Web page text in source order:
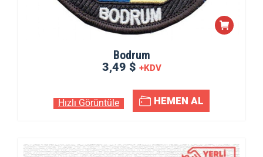
Bodrum
3,49 $ +KDV
Hızlı Görüntüle HEMEN AL